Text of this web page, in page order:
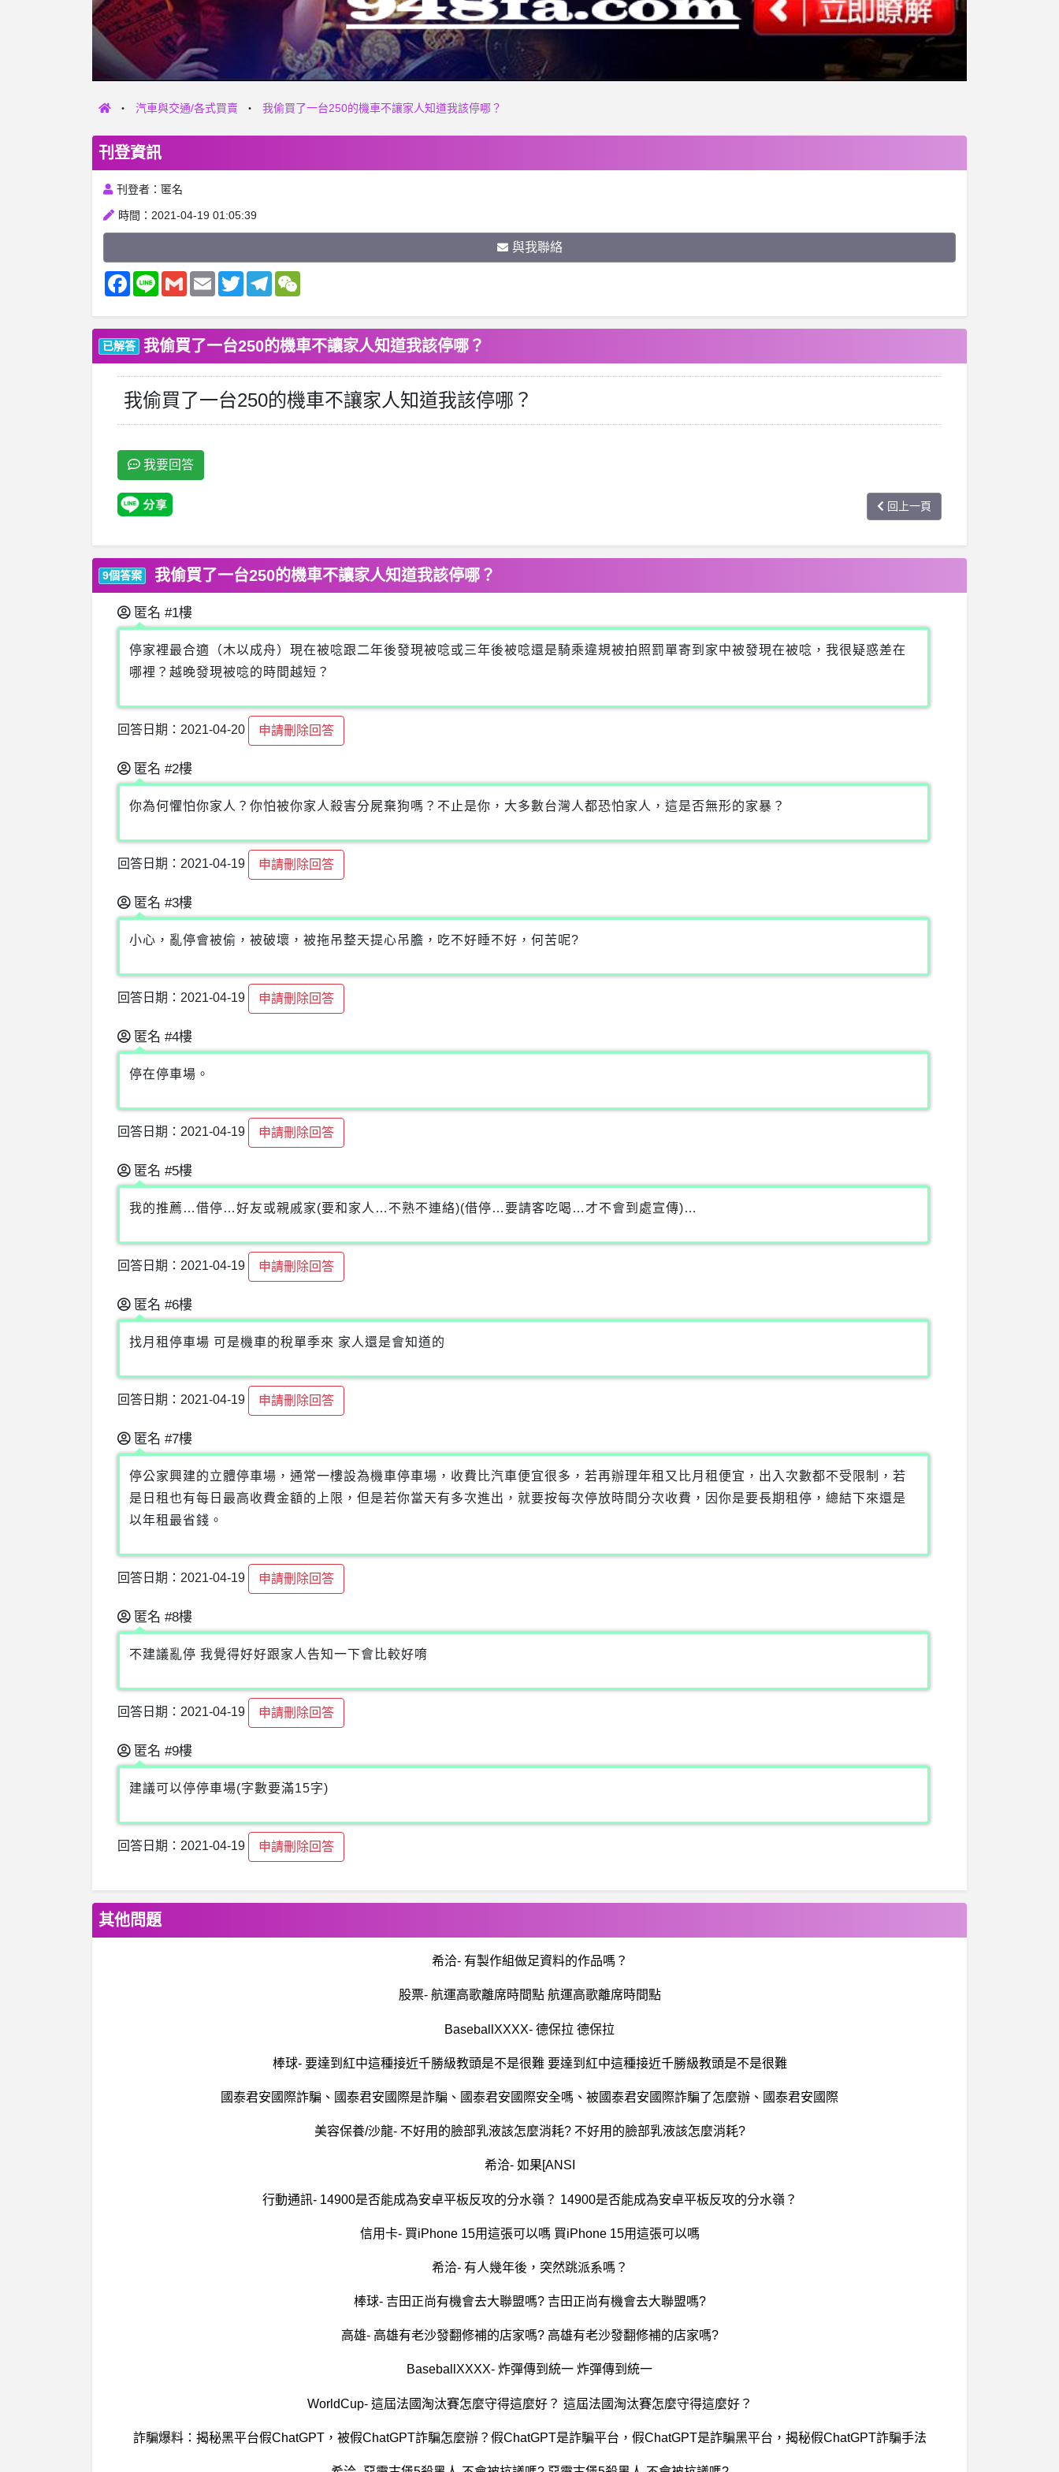
汽車與交通/各式買賣 我偷買了一台250的機車不讓家人知道我該停哪？
刊登資訊
刊登者：匿名
時間：2021-04-19 01:05:39
與我聯絡
Facebook
Line Gmail Email TwitterTelegram
已解答 我偷買了一台250的機車不讓家人知道我該停哪？
我偷買了一台250的機車不讓家人知道我該停哪？
我要回答
回上一頁
9個答案 我偷買了一台250的機車不讓家人知道我該停哪？
匿名 #1樓
停家裡最合適（木以成舟）現在被唸跟二年後發現被唸或三年後被唸還是騎乘違規被拍照罰單寄到家中被發現在被唸，我很疑惑差在
哪裡？越晚發現被唸的時間越短？
回答日期：2021-04-20 申請刪除回答
匿名 #2樓
你為何懼怕你家人？你怕被你家人殺害分屍棄狗嗎？不止是你，大多數台灣人都恐怕家人，這是否無形的家暴？
回答日期：2021-04-19 申請刪除回答
匿名 #3樓
小心，亂停會被偷，被破壞，被拖吊整天提心吊膽，吃不好睡不好，何苦呢?
回答日期：2021-04-19 申請刪除回答
匿名 #4樓
停在停車場。
回答日期：2021-04-19 申請刪除回答
匿名 #5樓
我的推薦…借停…好友或親戚家(要和家人…不熟不連絡)(借停…要請客吃喝…才不會到處宣傳)…
回答日期：2021-04-19 申請刪除回答
匿名 #6樓
找月租停車場 可是機車的稅單季來 家人還是會知道的
回答日期：2021-04-19 申請刪除回答
匿名 #7樓
停公家興建的立體停車場，通常一樓設為機車停車場，收費比汽車便宜很多，若再辦理年租又比月租便宜，出入次數都不受限制，若
是日租也有每日最高收費金額的上限，但是若你當天有多次進出，就要按每次停放時間分次收費，因你是要長期租停，總結下來還是
以年租最省錢。
回答日期：2021-04-19 申請刪除回答
匿名 #8樓
不建議亂停 我覺得好好跟家人告知一下會比較好唷
回答日期：2021-04-19 申請刪除回答
匿名 #9樓
建議可以停停車場(字數要滿15字)
回答日期：2021-04-19 申請刪除回答
其他問題
希洽- 有製作組做足資料的作品嗎？
股票- 航運高歌離席時間點 航運高歌離席時間點
BaseballXXXX- 德保拉 德保拉
棒球- 要達到紅中這種接近千勝級教頭是不是很難 要達到紅中這種接近千勝級教頭是不是很難
國泰君安國際詐騙、國泰君安國際是詐騙、國泰君安國際安全嗎、被國泰君安國際詐騙了怎麼辦、國泰君安國際
美容保養/沙龍- 不好用的臉部乳液該怎麼消耗? 不好用的臉部乳液該怎麼消耗?
希洽- 如果[ANSI
行動通訊- 14900是否能成為安卓平板反攻的分水嶺？ 14900是否能成為安卓平板反攻的分水嶺？
信用卡- 買iPhone 15用這張可以嗎 買iPhone 15用這張可以嗎
希洽- 有人幾年後，突然跳派系嗎？
棒球- 吉田正尚有機會去大聯盟嗎? 吉田正尚有機會去大聯盟嗎?
高雄- 高雄有老沙發翻修補的店家嗎? 高雄有老沙發翻修補的店家嗎?
BaseballXXXX- 炸彈傳到統一 炸彈傳到統一
WorldCup- 這屆法國淘汰賽怎麼守得這麼好？ 這屆法國淘汰賽怎麼守得這麼好？
詐騙爆料：揭秘黑平台假ChatGPT，被假ChatGPT詐騙怎麼辦？假ChatGPT是詐騙平台，假ChatGPT是詐騙黑平台，揭秘假ChatGPT詐騙手法